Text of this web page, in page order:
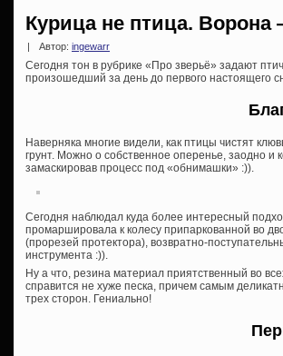
Курица не птица. Ворона
Автор: ingewarr
Сегодня тон в рубрике «Про зверьё» задают
произошедший за день до первого настоящего
Наверняка многие видели, как птицы чистят
грунт. Можно о собственное оперенье, заодно
замаскировав процесс под «обнимашки» :)).
Сегодня наблюдал куда более интересный
промаршировала к колесу припаркованной во
(прорезей протектора), возвратно-
инструмента :)).
Ну а что, резина материал приятственный во
справится не хуже песка, причем самым
трех сторон. Гениально!